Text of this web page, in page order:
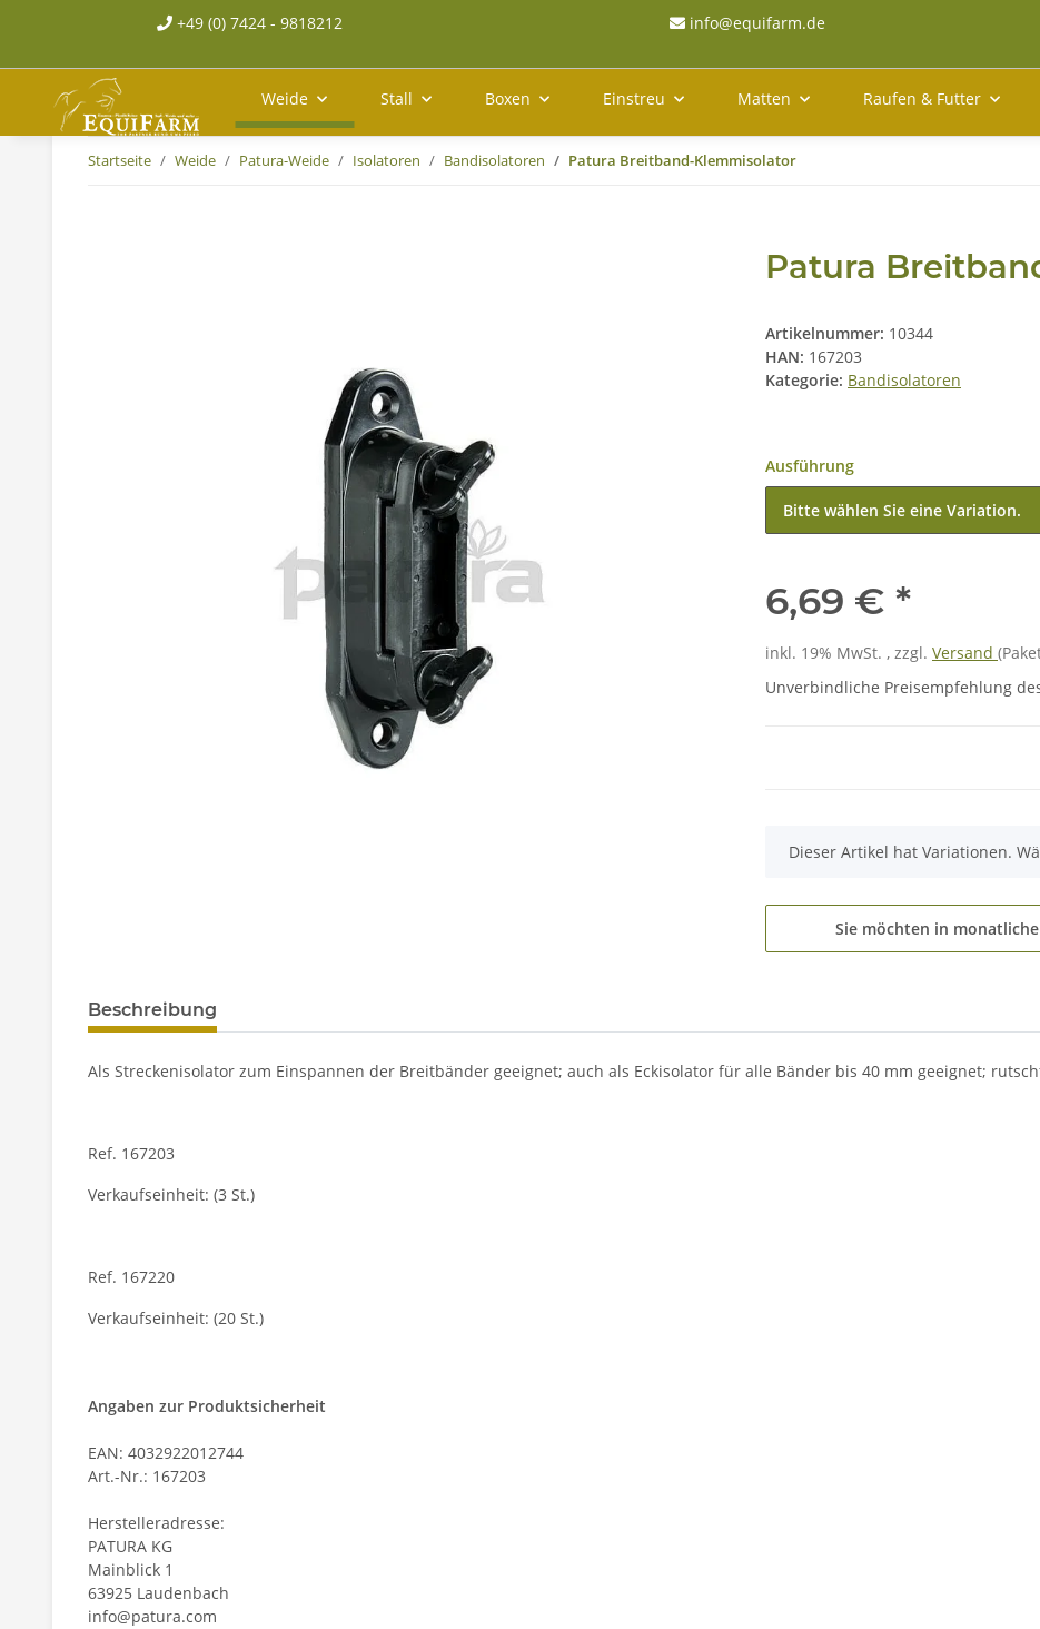
+49 (0) 7424 - 9818212 info@equifarm.de
Weide Stall Boxen Einstreu Matten Raufen & Futter
Startseite Weide Patura-Weide Isolatoren Bandisolatoren Patura Breitband-Klemmisolator
Patura
Artikelnummer: 10344
HAN: 167203
Kategorie: Bandisolatoren
Ausführung
Bitte wählen Sie eine Variation.
6,69 € *
inkl. 19% MwSt. , zzgl. Versand
Unverbindliche Preisempfehlung
x
Dieser Artikel hat Variationen.
Sie möchten in
Beschreibung
Als Streckenisolator zum Einspannen der Breitbänder geeignet; auch als Eckisolator für alle Bänder bis 40 mm geeignet;
Ref. 167203
Verkaufseinheit: (3 St.)
Ref. 167220
Verkaufseinheit: (20 St.)
Angaben zur Produktsicherheit
EAN: 4032922012744
Art.-Nr.: 167203
Herstelleradresse:
PATURA KG
Mainblick 1
63925 Laudenbach
info@patura.com